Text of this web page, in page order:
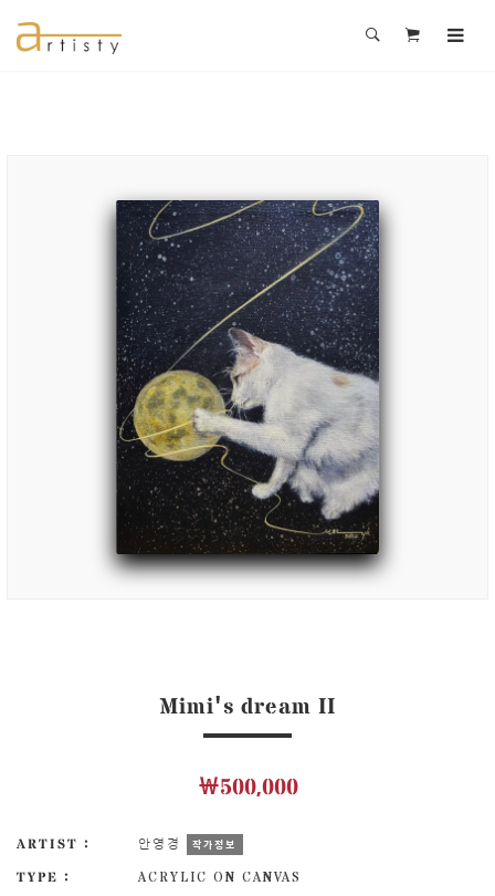
Mimi's dream II
￦500,000
ARTIST : 안영경 작가정보
TYPE :
ACRYLIC ON CANVAS